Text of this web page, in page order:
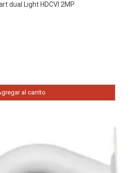
dual Light HDCVI 2MP
al carrito